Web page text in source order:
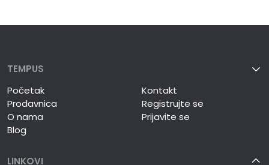
TEMPUS
Početak
Prodavnica
O nama
Blog
Kontakt
Registrujte se
Prijavite se
LINKOVI